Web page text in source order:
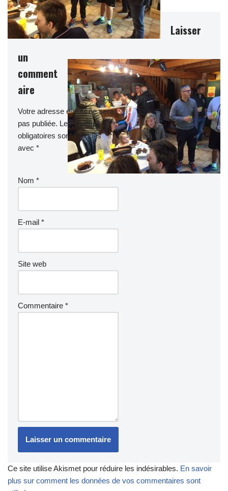
Laisser
un
comment
aire
Votre adresse e-mail ne sera
pas publiée. Les champs
obligatoires sont indiqués
avec *
Nom *
E-mail *
Site web
Commentaire *
Ce site utilise Akismet pour réduire les indésirables. En savoir
plus sur comment les données de vos commentaires sont